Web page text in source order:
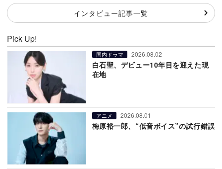
インタビュー記事一覧
Pick Up!
国内ドラマ 2026.08.02
白石聖、デビュー10年目を迎えた現
在地
アニメ 2026.08.01
梅原裕一郎、“低音ボイス”の試行錯誤